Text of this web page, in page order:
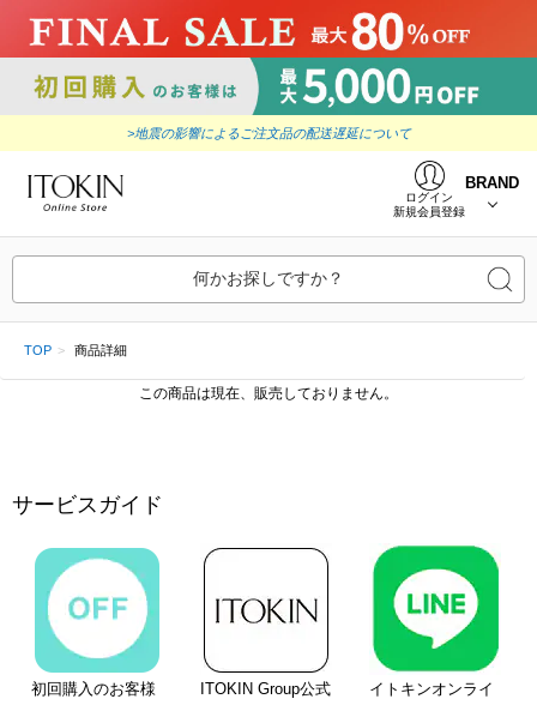
>地震の影響によるご注文品の配送遅延について
ログイン
新規会員登録
BRAND
何かお探しですか？
TOP 商品詳細
この商品は現在、販売しておりません。
サービスガイド
初回購入のお客様
ITOKIN Group公式
イトキンオンライ